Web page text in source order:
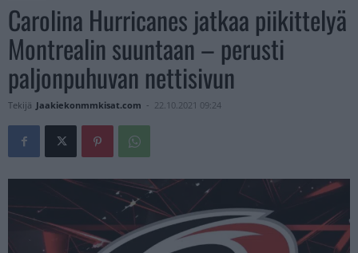
Carolina Hurricanes jatkaa piikittelyä
Montrealin suuntaan – perusti
paljonpuhuvan nettisivun
Tekijä Jaakiekonmmkisat.com - 22.10.2021 09:24